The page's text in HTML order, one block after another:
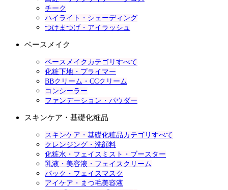
チーク
ハイライト・シェーディング
つけまつげ・アイラッシュ
ベースメイク
ベースメイクカテゴリすべて
化粧下地・プライマー
BBクリーム・CCクリーム
コンシーラー
ファンデーション・パウダー
スキンケア・基礎化粧品
スキンケア・基礎化粧品カテゴリすべて
クレンジング・洗顔料
化粧水・フェイスミスト・ブースター
乳液・美容液・フェイスクリーム
パック・フェイスマスク
アイケア・まつ毛美容液